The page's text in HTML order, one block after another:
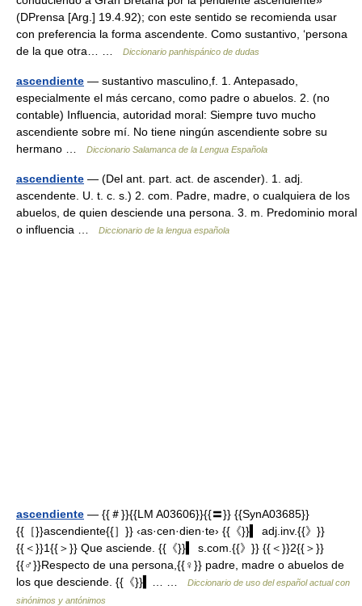
(DPrensa [Arg.] 19.4.92); con este sentido se recomienda usar
con preferencia la forma ascendente. Como sustantivo, ‘persona
de la que otra… …
Diccionario panhispánico de dudas
ascendiente — sustantivo masculino,f. 1. Antepasado,
especialmente el más cercano, como padre o abuelos. 2. (no
contable) Influencia, autoridad moral: Siempre tuvo mucho
ascendiente sobre mí. No tiene ningún ascendiente sobre su
hermano …
Diccionario Salamanca de la Lengua Española
ascendiente — (Del ant. part. act. de ascender). 1. adj.
ascendente. U. t. c. s.) 2. com. Padre, madre, o cualquiera de los
abuelos, de quien desciende una persona. 3. m. Predominio moral
o influencia …
Diccionario de la lengua española
ascendiente — {{＃}}{{LM A03606}}{{〓}} {{SynA03685}}
{{［}}ascendiente{{］}} ‹as·cen·dien·te› {{《}}▍ adj.inv.{{》}}
{{＜}}1{{＞}} Que asciende. {{《}}▍ s.com.{{》}} {{＜}}2{{＞}}
{{♂}}Respecto de una persona,{{♀}} padre, madre o abuelos de
los que desciende. {{《}}▍… …
Diccionario de uso del español actual con
sinónimos y antónimos